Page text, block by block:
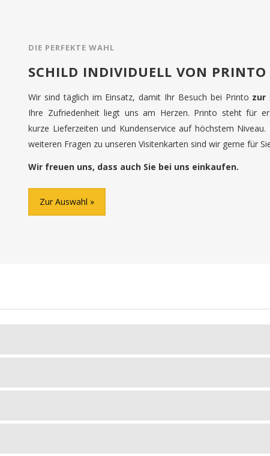
DIE PERFEKTE WAHL
SCHILD INDIVIDUELL VON PRINTO
Wir sind täglich im Einsatz, damit Ihr Besuch bei Printo zur
Ihre Zufriedenheit liegt uns am Herzen. Printo steht für
kurze Lieferzeiten und Kundenservice auf höchstem
weiteren Fragen zu unseren Visitenkarten sind wir gerne für
Wir freuen uns, dass auch Sie bei uns einkaufen.
Zur Auswahl